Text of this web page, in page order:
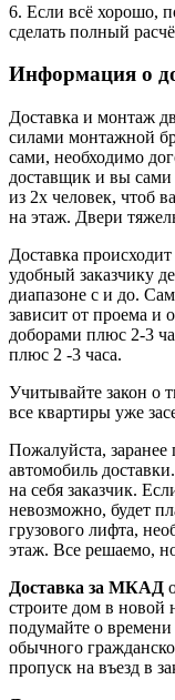
6. Если всё хорошо,
сделать полный
Информация о
Доставка и монтаж
силами монтажной
сами, необходимо
доставщик и вы сами
из 2х человек, чтоб
на этаж. Двери
Доставка
удобный заказчику
диапазоне с и до.
зависит от проема и
доборами плюс 2-3
плюс 2 -3 часа.
Учитывайте закон о
все квартиры уже
Пожалуйста, заранее
автомобиль
на себя заказчик.
невозможно, будет
грузового лифта,
этаж. Все решаемо,
Доставка за МКАД
строите дом в новой
подумайте о времени
обычного
пропуск на въезд в